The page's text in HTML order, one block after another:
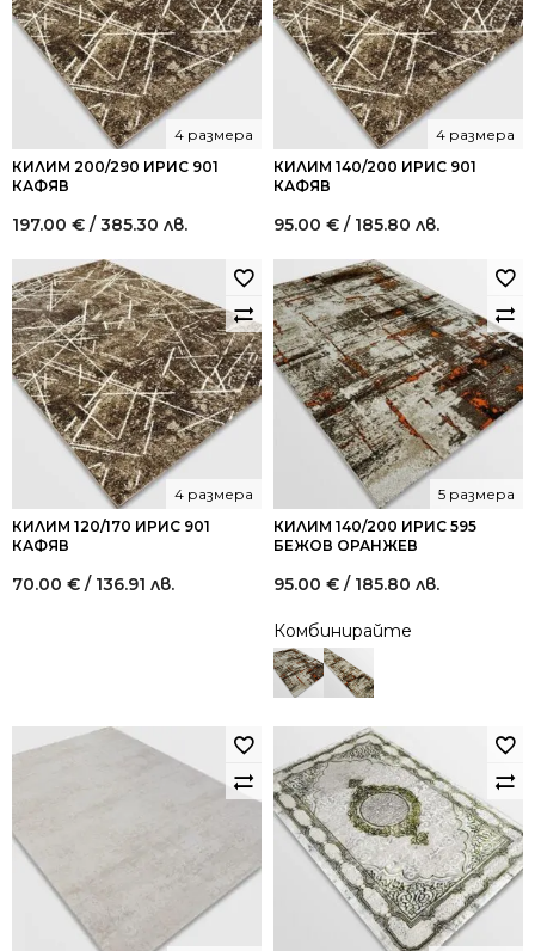
лв..
лв..
КИЛИМ 200/290 ИРИС 901
КАФЯВ
4 размера
197.00 € / 385.30 лв.
КИЛИМ 140/200 ИРИС 901
КАФЯВ
4 размера
95.00 € / 185.80 лв.
КИЛИМ 120/170 ИРИС 901
КАФЯВ
4 размера
70.00 € / 136.91 лв.
КИЛИМ 140/200 ИРИС 595
БЕЖОВ ОРАНЖЕВ
5 размера
95.00 € / 185.80 лв.
Комбинирайте